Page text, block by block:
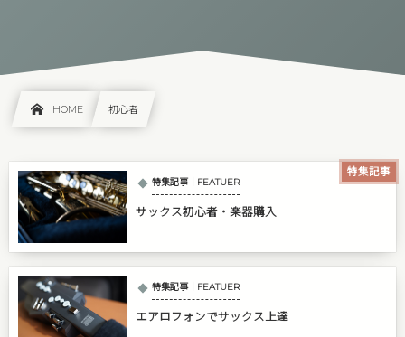
HOME 初心者
特集記事｜FEATUER
サックス初心者・楽器購入
特集記事
特集記事｜FEATUER
エアロフォンでサックス上達